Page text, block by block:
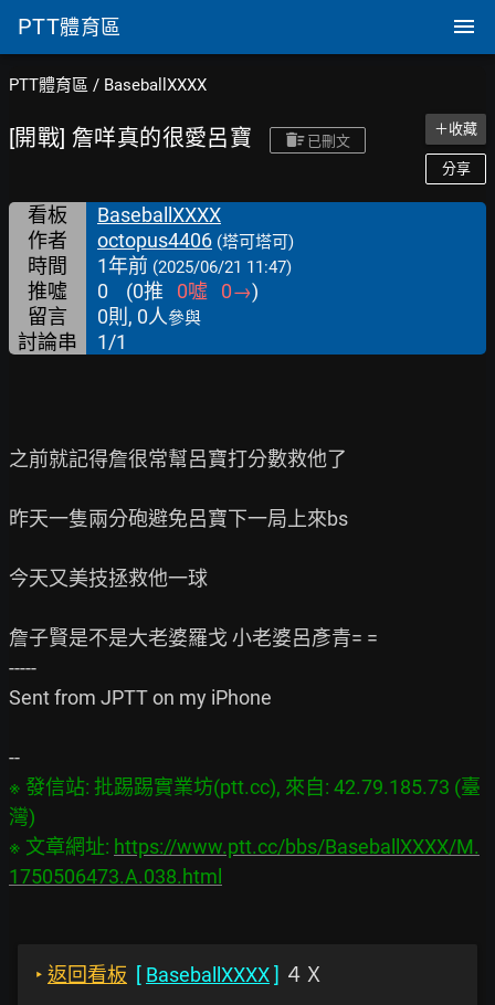
PTT體育區
PTT體育區 / BaseballXXXX
[開戰] 詹咩真的很愛呂寶 已刪文
＋收藏
分享
看板
BaseballXXXX
作者
octopus4406 (塔可塔可)
時間 1年前 (2025/06/21 11:47)
推噓 0 (0推 0噓 0→)
留言
0則, 0人參與
討論串 1/1
之前就記得詹很常幫呂寶打分數救他了
昨天一隻兩分砲避免呂寶下一局上來bs
今天又美技拯救他一球
詹子賢是不是大老婆羅戈 小老婆呂彥青= =
-----
Sent from JPTT on my iPhone
※ 發信站: 批踢踢實業坊(ptt.cc), 來自: 42.79.185.73 (臺
灣)
※ 文章網址: https://www.ptt.cc/bbs/BaseballXXXX/M.
1750506473.A.038.html
‣ 返回看板 [ BaseballXXXX] ４Ｘ